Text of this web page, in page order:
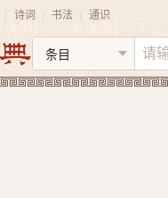
诗词 书法 通识